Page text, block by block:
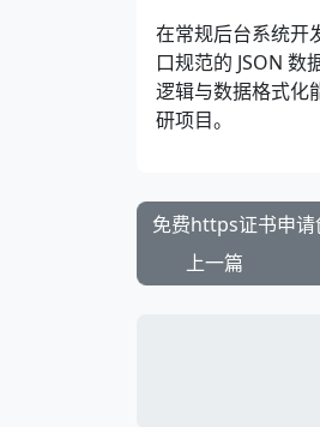
在常规后台系统开
口规范的 JSON
逻辑与数据格式化
研项目。
上一篇